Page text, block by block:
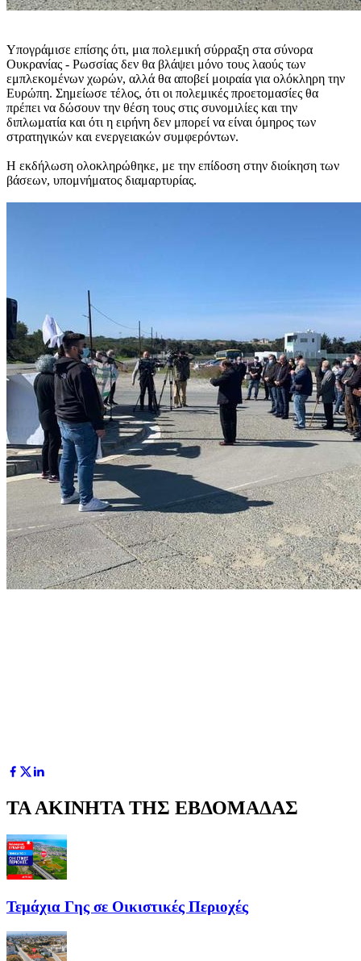
Υπογράμισε επίσης ότι, μια πολεμική σύρραξη στα σύνορα
Ουκρανίας - Ρωσσίας δεν θα βλάψει μόνο τους λαούς των
εμπλεκομένων χωρών, αλλά θα αποβεί μοιραία για ολόκληρη την
Ευρώπη. Σημείωσε τέλος, ότι οι πολεμικές προετομασίες θα
πρέπει να δώσουν την θέση τους στις συνομιλίες και την
διπλωματία και ότι η ειρήνη δεν μπορεί να είναι όμηρος των
στρατηγικών και ενεργειακών συμφερόντων.
Η εκδήλωση ολοκληρώθηκε, με την επίδοση στην διοίκηση των
βάσεων, υπομνήματος διαμαρτυρίας.
ΤΑ ΑΚΙΝΗΤΑ ΤΗΣ ΕΒΔΟΜΑΔΑΣ
Τεμάχια Γης σε Οικιστικές Περιοχές